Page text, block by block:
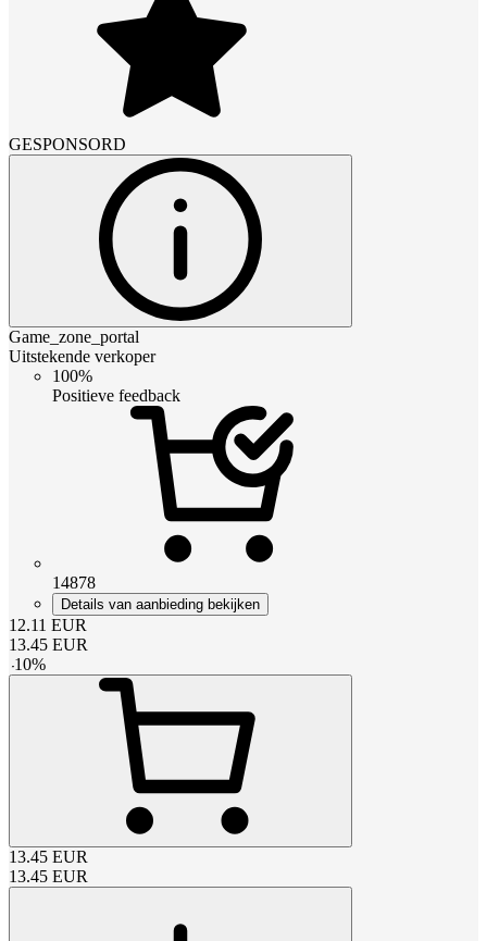
GESPONSORD
Game_zone_portal
Uitstekende verkoper
100%
Positieve feedback
14878
Details van aanbieding bekijken
12.11 EUR
13.45 EUR
-10%
13.45 EUR
13.45 EUR